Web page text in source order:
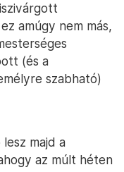
amúgy nem más,
(és a
szabható)
majd a
az múlt héten